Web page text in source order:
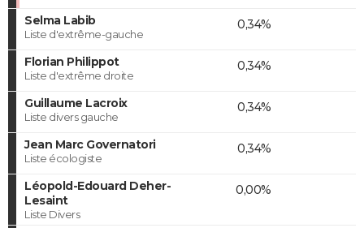
Selma Labib
Liste d'extrême-gauche
0,34%
Florian Philippot
Liste d'extrême droite
0,34%
Guillaume Lacroix
Liste divers gauche
0,34%
Jean Marc Governatori
Liste écologiste
0,34%
Léopold-Edouard Deher-
Lesaint
Liste Divers
0,00%